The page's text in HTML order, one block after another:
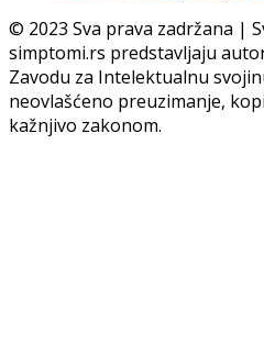
© 2023 Sva prava zadržana |
simptomi.rs predstavljaju
Zavodu za Intelektualnu
neovlašćeno preuzimanje,
kažnjivo zakonom.